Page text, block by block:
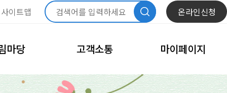
사이트맵 온라인신청
마당 고객소통
자주묻는질문
마이페이지
내정보관리